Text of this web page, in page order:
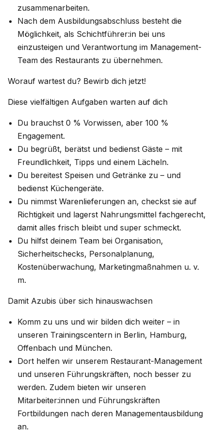
zusammenarbeiten.
Nach dem Ausbildungsabschluss besteht die
Möglichkeit, als Schichtführer:in bei uns
einzusteigen und Verantwortung im Management-
Team des Restaurants zu übernehmen.
Worauf wartest du? Bewirb dich jetzt!
Diese vielfältigen Aufgaben warten auf dich
Du brauchst 0 % Vorwissen, aber 100 %
Engagement.
Du begrüßt, berätst und bedienst Gäste – mit
Freundlichkeit, Tipps und einem Lächeln.
Du bereitest Speisen und Getränke zu – und
bedienst Küchengeräte.
Du nimmst Warenlieferungen an, checkst sie auf
Richtigkeit und lagerst Nahrungsmittel fachgerecht,
damit alles frisch bleibt und super schmeckt.
Du hilfst deinem Team bei Organisation,
Sicherheitschecks, Personalplanung,
Kostenüberwachung, Marketingmaßnahmen u. v.
m.
Damit Azubis über sich hinauswachsen
Komm zu uns und wir bilden dich weiter – in
unseren Trainingscentern in Berlin, Hamburg,
Offenbach und München.
Dort helfen wir unserem Restaurant-Management
und unseren Führungskräften, noch besser zu
werden. Zudem bieten wir unseren
Mitarbeiter:innen und Führungskräften
Fortbildungen nach deren Managementausbildung
an.